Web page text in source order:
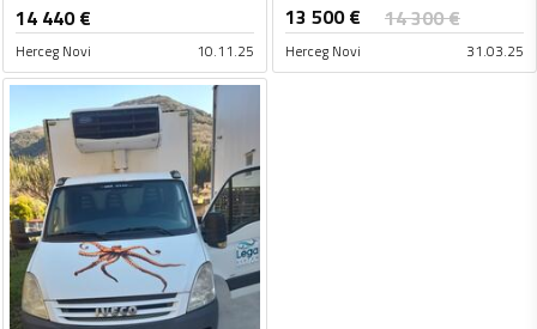
14 440€
Herceg Novi 10.11.25
13 500€ 14 300€
Herceg Novi 31.03.25